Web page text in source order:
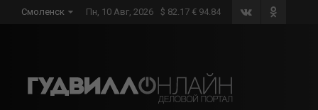
Смоленск Пн, 10 Авг, 2026 $ 82.17 € 94.84